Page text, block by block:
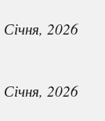
2026
2026